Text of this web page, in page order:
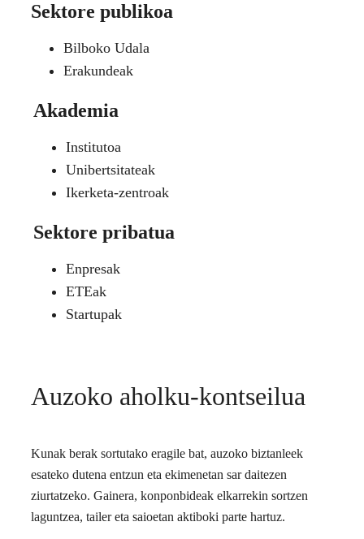
Sektore publikoa
Bilboko Udala
Erakundeak
Akademia
Institutoa
Unibertsitateak
Ikerketa-zentroak
Sektore pribatua
Enpresak
ETEak
Startupak
Auzoko aholku-kontseilua
Kunak berak sortutako eragile bat, auzoko biztanleek
esateko dutena entzun eta ekimenetan sar daitezen
ziurtatzeko. Gainera, konponbideak elkarrekin sortzen
laguntzea, tailer eta saioetan aktiboki parte hartuz.